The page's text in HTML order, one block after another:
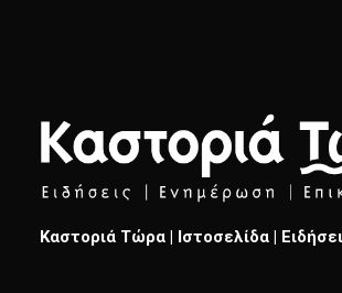
Καστοριά Τώρα | Ιστοσελίδα |